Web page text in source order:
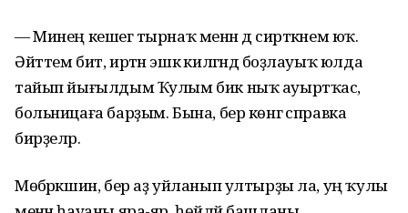
— Минең кешегә тырнаҡ менән дә сирткәнем юҡ.
Әйттем бит, иртән эшкә килгәндә боҙлауыҡ юлда
тайып йығылдым Ҡулым бик ныҡ ауыртҡас,
больницаға барҙым. Бына, бер көнгә справка
бирҙеләр.
Мөбәрәкшин, бер аҙ уйланып ултырҙы ла, уң ҡулы